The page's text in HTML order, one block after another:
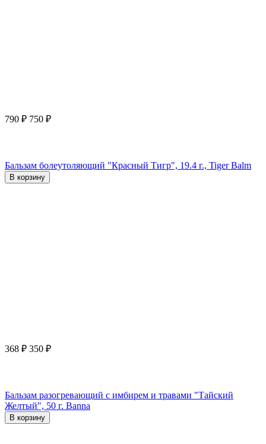
790 ₽ 750 ₽
Бальзам болеутоляющий "Красный Тигр", 19.4 г., Tiger Balm
В корзину
368 ₽ 350 ₽
Бальзам разогревающий с имбирем и травами "Тайский
Желтый", 50 г. Banna
В корзину